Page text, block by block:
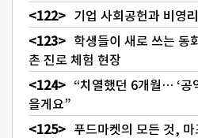
기업 사회공헌과 비영
학생들이 새로 쓰는 동
촌 진로 체험 현장
“치열했던 6개월… ‘공
을게요”
푸드마켓의 모든 것,